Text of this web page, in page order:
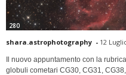
280
shara.astrophotography - 12
Il nuovo appuntamento con la
globuli cometari CG30, CG31,